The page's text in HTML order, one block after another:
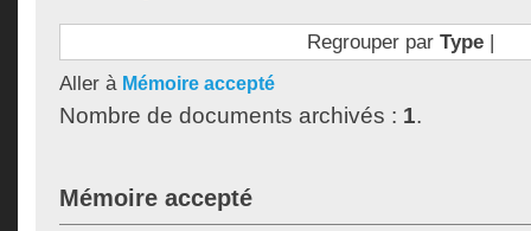
Regrouper par Type|
Aller à Mémoire accepté
Nombre de documents archivés : 1.
Mémoire accepté